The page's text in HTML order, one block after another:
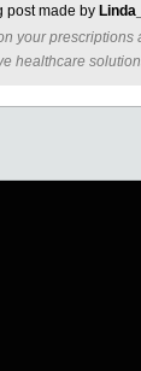
post made by
your
healthcare